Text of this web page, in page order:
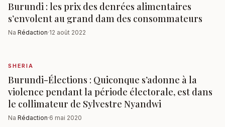
Burundi : les prix des denrées alimentaires
s’envolent au grand dam des consommateurs
Na Rédaction·12 août 2022
SHERIA
Burundi-Élections : Quiconque s’adonne à la
violence pendant la période électorale, est dans
le collimateur de Sylvestre Nyandwi
Na Rédaction·6 mai 2020